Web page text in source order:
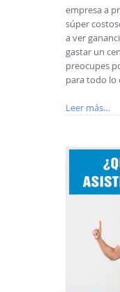
empresa a
súper
a ver
gastar un
preocupes
para todo lo
Leer más…